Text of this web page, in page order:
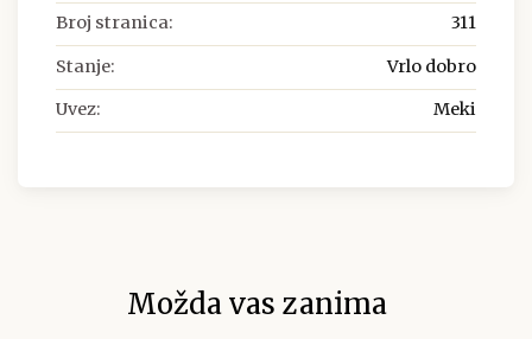
Broj stranica: 311
Stanje: Vrlo dobro
Uvez: Meki
Možda vas zanima